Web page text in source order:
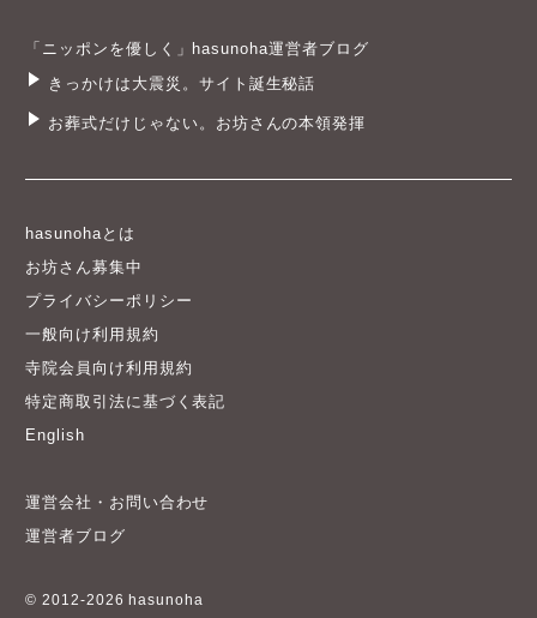
「ニッポンを優しく」hasunoha運営者ブログ
きっかけは大震災。サイト誕生秘話
お葬式だけじゃない。お坊さんの本領発揮
hasunohaとは
お坊さん募集中
プライバシーポリシー
一般向け利用規約
寺院会員向け利用規約
特定商取引法に基づく表記
English
運営会社・お問い合わせ
運営者ブログ
© 2012-2026 hasunoha